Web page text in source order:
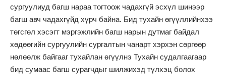
сургуулиуд багш нараа тогтоож чадахгүй эсхүл шинээр
багш авч чадахгүйд хүрч байна. Бид тухайн өгүүллийнхээ
төгсгөл хэсэгт мэргэжлийн багш нарын дутмаг байдал
хөдөөгийн сургуулийн сургалтын чанарт хэрхэн сөргөөр
нөлөөлж байгааг тухайлан өгүүлнэ Тухайн судалгаагаар
бид сумаас багш сурагчдыг шилжихэд түлхэц болох